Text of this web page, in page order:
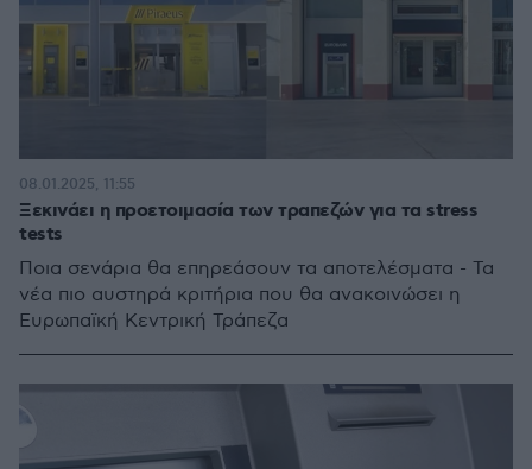
Ξεκινάει η προετοιμασία των τραπεζών για τα stress
tests
Ποια σενάρια θα επηρεάσουν τα αποτελέσματα - Τα
νέα πιο αυστηρά κριτήρια που θα ανακοινώσει η
Ευρωπαϊκή Κεντρική Τράπεζα
08.01.2025, 11:55